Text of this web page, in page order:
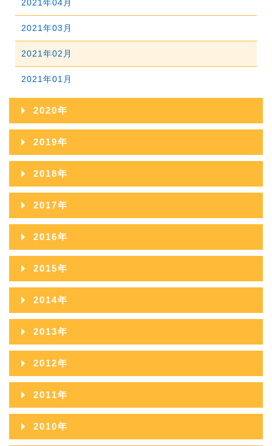
2023年01月
2021年04月
2021年03月
2021年02月
2021年01月
2020年
2020年12月
2020年11月
2020年10月
2020年09月
2020年08月
2020年07月
2020年06月
2020年05月
2020年03月
2020年02月
2020年01月
2019年
2019年12月
2019年11月
2019年10月
2019年09月
2019年08月
2019年07月
2019年06月
2019年05月
2019年03月
2019年02月
2018年
2018年12月
2018年11月
2018年10月
2018年09月
2018年08月
2018年07月
2018年06月
2018年05月
2018年03月
2017年
2017年12月
2017年11月
2017年10月
2017年09月
2017年08月
2017年07月
2017年06月
2017年05月
2016年
2016年12月
2016年11月
2016年10月
2016年09月
2016年08月
2016年07月
2016年06月
2016年05月
2015年
2015年12月
2015年11月
2015年10月
2015年09月
2015年08月
2015年07月
2014年
2014年12月
2014年11月
2014年10月
2014年09月
2014年08月
2013年
2013年12月
2013年11月
2013年10月
2013年09月
2012年
2012年12月
2012年11月
2012年10月
2011年
2011年12月
2010年